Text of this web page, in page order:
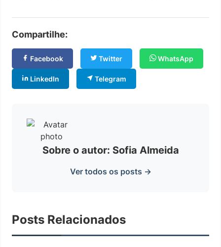
Compartilhe:
Facebook Twitter WhatsApp
LinkedIn Telegram
Sobre o autor: Sofia Almeida
Ver todos os posts →
Posts Relacionados